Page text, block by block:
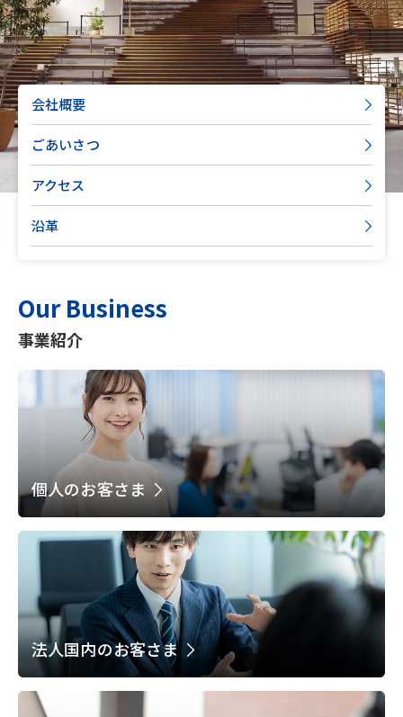
会社概要
ごあいさつ
アクセス
沿革
Our Business
事業紹介
個人のお客さま
法人国内のお客さま